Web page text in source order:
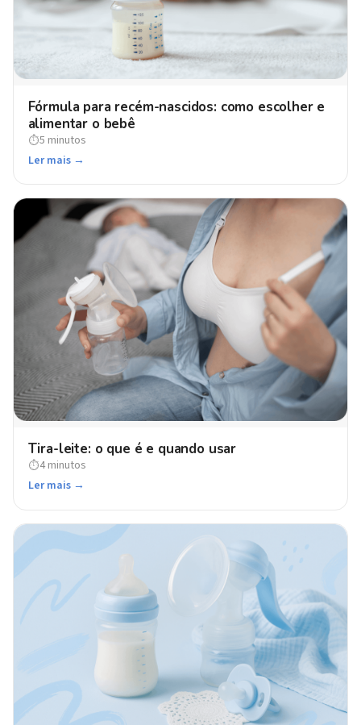
Fórmula para recém-nascidos: como escolher e
alimentar o bebê
⏱5 minutos
Ler mais →
Tira-leite: o que é e quando usar
⏱4 minutos
Ler mais →